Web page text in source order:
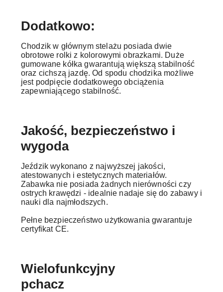
Dodatkowo:
Chodzik w głównym stelażu posiada dwie
obrotowe rolki z kolorowymi obrazkami. Duże
gumowane kółka gwarantują większą stabilność
oraz cichszą jazdę. Od spodu chodzika możliwe
jest podpięcie dodatkowego obciążenia
zapewniającego stabilność.
Jakość, bezpieczeństwo i
wygoda
Jeździk wykonano z najwyższej jakości,
atestowanych i estetycznych materiałów.
Zabawka nie posiada żadnych nierówności czy
ostrych krawędzi - idealnie nadaje się do zabawy i
nauki dla najmłodszych.
Pełne bezpieczeństwo użytkowania gwarantuje
certyfikat CE.
Wielofunkcyjny
pchacz